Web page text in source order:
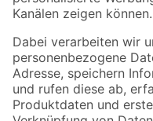
Folge uns
Zahlungsarten